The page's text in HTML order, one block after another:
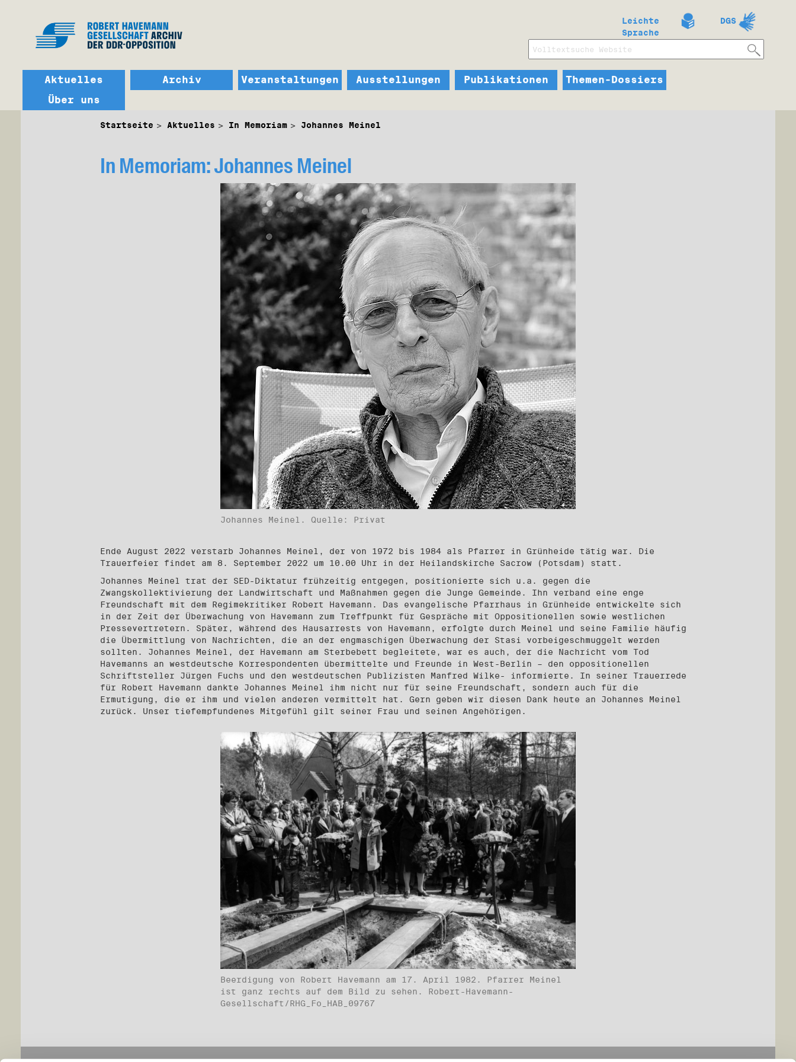
Leichte
Sprache
DGS
Aktuelles Archiv Veranstaltungen Ausstellungen Publikationen
Themen-Dossiers
Über uns
Startseite Aktuelles In Memoriam Johannes Meinel
In Memoriam: Johannes Meinel
Johannes Meinel. Quelle: Privat
Ende August 2022 verstarb Johannes Meinel, der von 1972 bis 1984 als Pfarrer in Grünheide tätig war. Die
Trauerfeier findet am 8. September 2022 um 10.00 Uhr in der Heilandskirche Sacrow (Potsdam) statt.
Johannes Meinel trat der SED-Diktatur frühzeitig entgegen, positionierte sich u.a. gegen die
Zwangskollektivierung der Landwirtschaft und Maßnahmen gegen die Junge Gemeinde. Ihn verband eine enge
Freundschaft mit dem Regimekritiker Robert Havemann. Das evangelische Pfarrhaus in Grünheide entwickelte sich
in der Zeit der Überwachung von Havemann zum Treffpunkt für Gespräche mit Oppositionellen sowie westlichen
Pressevertretern. Später, während des Hausarrests von Havemann, erfolgte durch Meinel und seine Familie häufig
die Übermittlung von Nachrichten, die an der engmaschigen Überwachung der Stasi vorbeigeschmuggelt werden
sollten. Johannes Meinel, der Havemann am Sterbebett begleitete, war es auch, der die Nachricht vom Tod
Havemanns an westdeutsche Korrespondenten übermittelte und Freunde in West-Berlin – den oppositionellen
Schriftsteller Jürgen Fuchs und den westdeutschen Publizisten Manfred Wilke- informierte. In seiner Trauerrede
für Robert Havemann dankte Johannes Meinel ihm nicht nur für seine Freundschaft, sondern auch für die
Ermutigung, die er ihm und vielen anderen vermittelt hat. Gern geben wir diesen Dank heute an Johannes Meinel
zurück. Unser tiefempfundenes Mitgefühl gilt seiner Frau und seinen Angehörigen.
Beerdigung von Robert Havemann am 17. April 1982. Pfarrer Meinel
ist ganz rechts auf dem Bild zu sehen. Robert-Havemann-
Gesellschaft/RHG_Fo_HAB_09767